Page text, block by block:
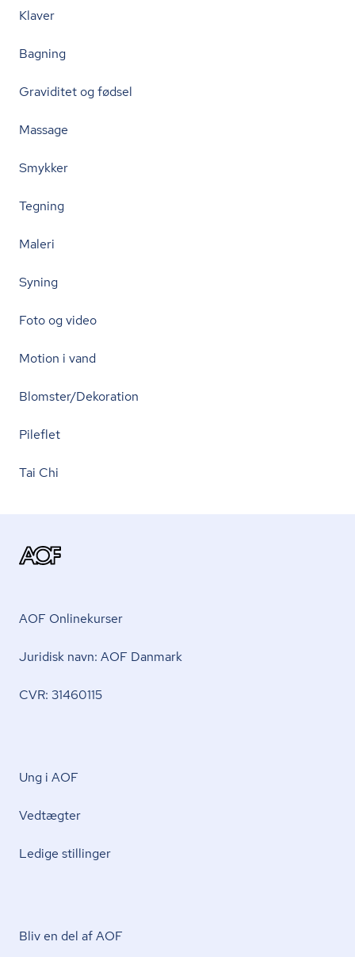
Klaver
Bagning
Graviditet og fødsel
Massage
Smykker
Tegning
Maleri
Syning
Foto og video
Motion i vand
Blomster/Dekoration
Pileflet
Tai Chi
AOF Onlinekurser
Juridisk navn: AOF Danmark
CVR: 31460115
Ung i AOF
Vedtægter
Ledige stillinger
Bliv en del af AOF